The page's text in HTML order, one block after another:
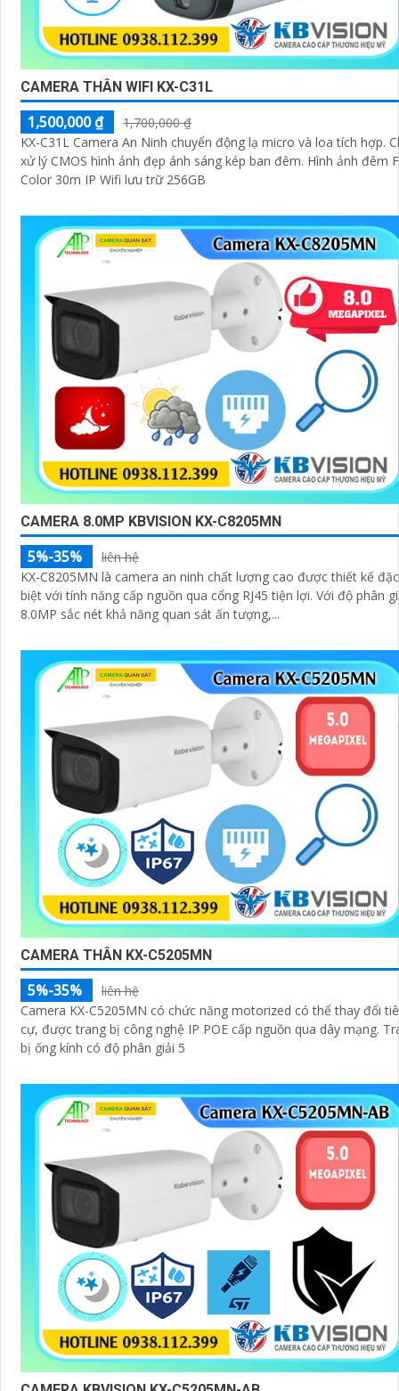
CAMERA THÂN WIFI KX-C31L
1,500,000 ₫
1,700,000 ₫
KX-C31L Camera An Ninh chuyển động lạ micro và loa tích hợp.
xử lý CMOS hình ảnh đẹp ánh sáng kép ban đêm. Hình ảnh đêm
Color 30m IP Wifi lưu trữ 256GB
CAMERA 8.0MP KBVISION KX-C8205MN
5%-35%
liên hệ
KX-C8205MN là camera an ninh chất lượng cao được thiết kế đặc
biệt với tính năng cấp nguồn qua cổng RJ45 tiện lợi. Với độ phân giải
8.0MP sắc nét khả năng quan sát ấn tượng,...
CAMERA THÂN KX-C5205MN
5%-35%
liên hệ
Camera KX-C5205MN có chức năng motorized có thể thay đổi
cự, được trang bị công nghệ IP POE cấp nguồn qua dây mạng. Trang
bị ống kính có độ phân giải 5